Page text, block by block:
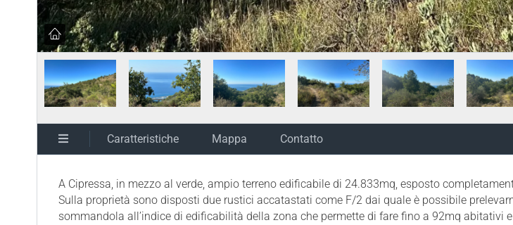
Caratteristiche Mappa Contatto
A Cipressa, in mezzo al verde, ampio terreno edificabile di 24.833mq, esposto
Sulla proprietà sono disposti due rustici accatastati come F/2 dai quale è possibile
sommandola all’indice di edificabilità della zona che permette di fare fino a 92mq